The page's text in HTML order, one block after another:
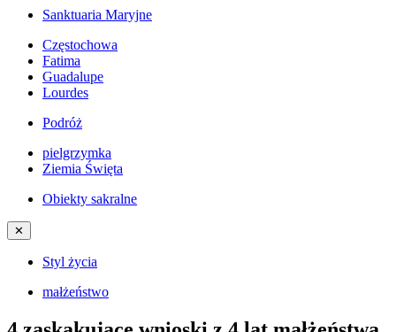
Sanktuaria Maryjne
Częstochowa
Fatima
Guadalupe
Lourdes
Podróż
pielgrzymka
Ziemia Święta
Obiekty sakralne
✕
Styl życia
małżeństwo